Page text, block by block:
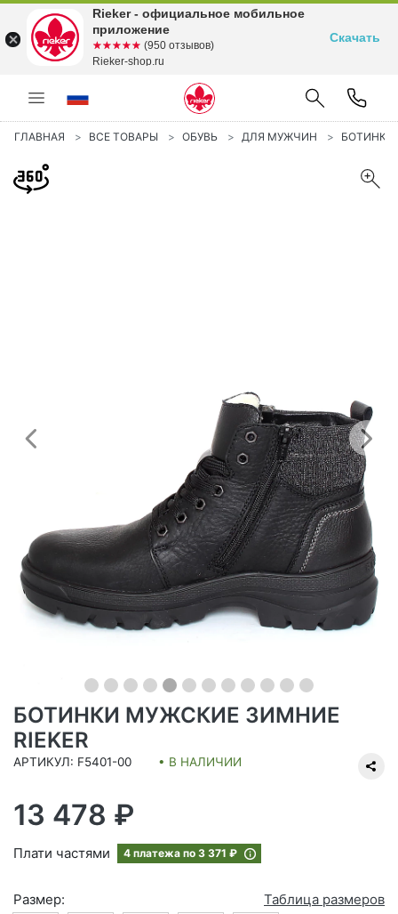
ГЛАВНАЯ ВСЕ ТОВАРЫ ОБУВЬ ДЛЯ МУЖЧИН БОТИНКИ
Предыдущий
БОТИНКИ МУЖСКИЕ ЗИМНИЕ
RIEKER
АРТИКУЛ: F5401-00 • В НАЛИЧИИ
13 478 ₽
Плати частями 4 платежа по 3 371 ₽
Размер:
Таблица размеров
Rieker - официальное мобильное
приложение
☆☆☆☆☆
★★★★★ (950 отзывов)
Rieker-shop.ru
Скачать